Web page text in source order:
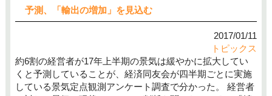
予測、「輸出の増加」を見込む
2017/01/11
トピックス
約6割の経営者が17年上半期の景気は緩やかに拡大してい
くと予測していることが、経済同友会が四半期ごとに実施
している景気定点観測アンケート調査で分かった。 経営者